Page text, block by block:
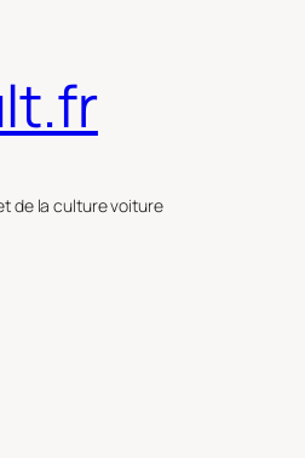
de la culture voiture